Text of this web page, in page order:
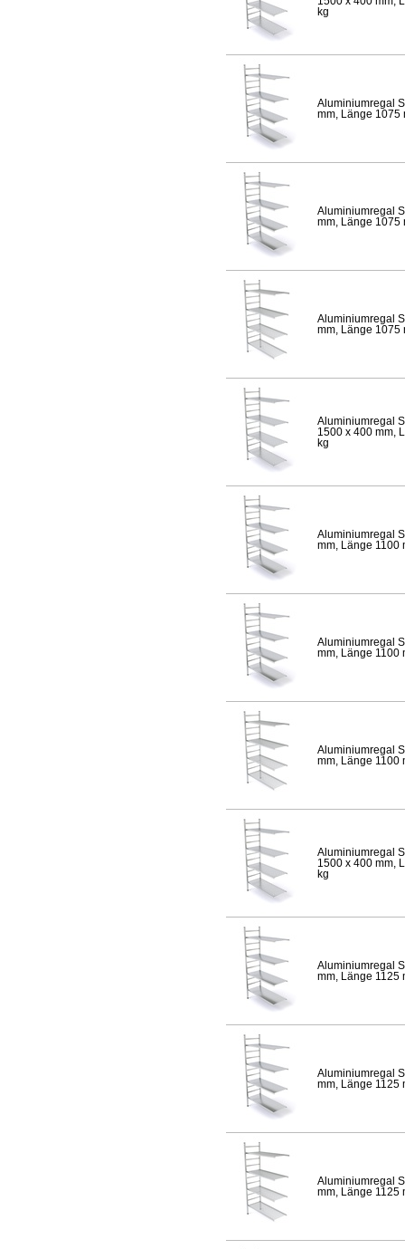
kg
Aluminiumregal
mm, Länge 1075
Aluminiumregal
mm, Länge 1075
Aluminiumregal
mm, Länge 1075
Aluminiumregal
1500 x 400 mm,
kg
Aluminiumregal
mm, Länge 1100
Aluminiumregal
mm, Länge 1100
Aluminiumregal
mm, Länge 1100
Aluminiumregal
1500 x 400 mm,
kg
Aluminiumregal
mm, Länge 1125
Aluminiumregal
mm, Länge 1125
Aluminiumregal
mm, Länge 1125